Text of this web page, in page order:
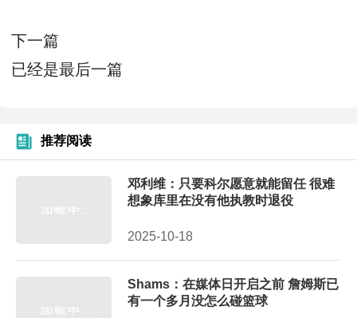
下一篇
已经是最后一篇
推荐阅读
邓利维：只要科尔愿意就能留任 很难
想象库里在没有他执教时退役
2025-10-18
Shams：在媒体日开启之前 詹姆斯已
有一个多月没怎么碰篮球